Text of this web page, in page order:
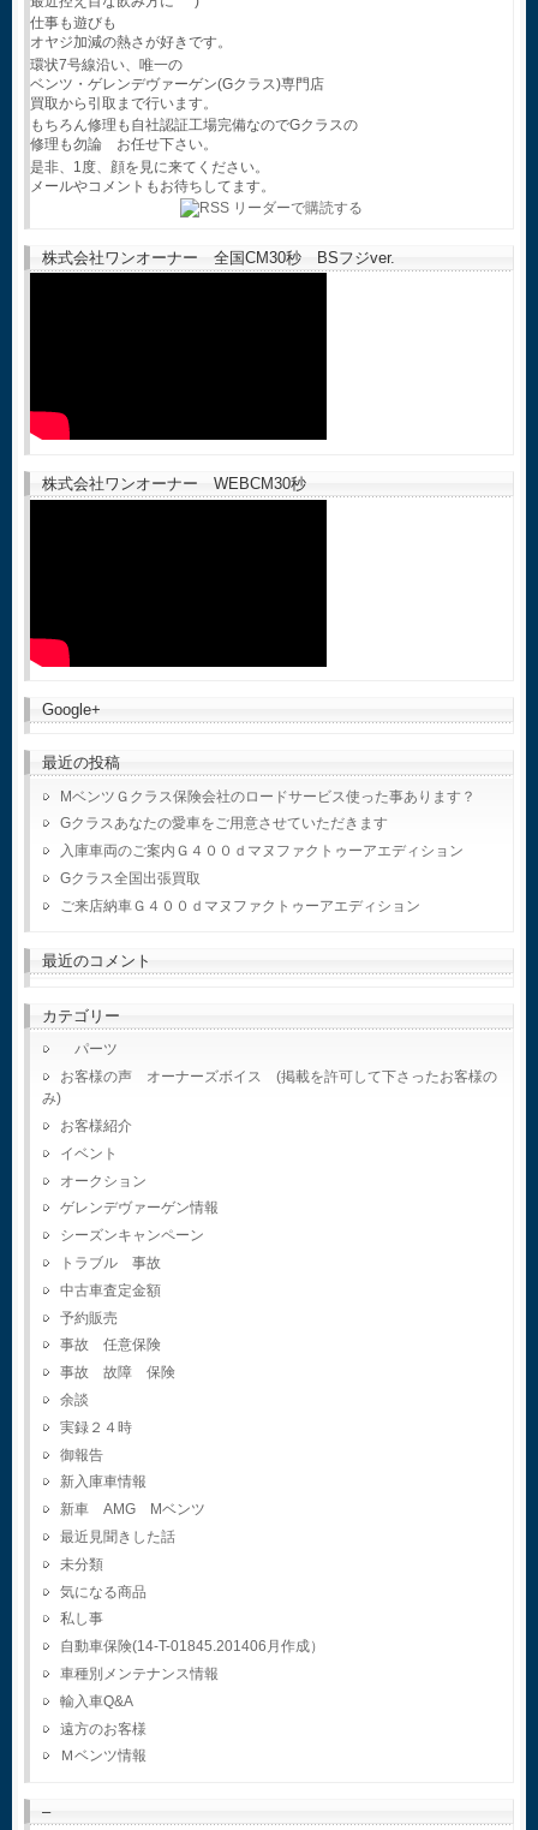
仕事も遊びも
オヤジ加減の熱さが好きです。
環状7号線沿い、唯一の
ベンツ・ゲレンデヴァーゲン(Gクラス)専門店
買取から引取まで行います。
もちろん修理も自社認証工場完備なのでGクラスの
修理も勿論 お任せ下さい。
是非、1度、顔を見に来てください。
メールやコメントもお待ちしてます。
株式会社ワンオーナー 全国CM30秒 BSフジver.
株式会社ワンオーナー WEBCM30秒
Google+
最近の投稿
MベンツＧクラス保険会社のロードサービス使った事あります？
Gクラスあなたの愛車をご用意させていただきます
入庫車両のご案内Ｇ４００ｄマヌファクトゥーアエディション
Gクラス全国出張買取
ご来店納車Ｇ４００ｄマヌファクトゥーアエディション
最近のコメント
カテゴリー
パーツ
お客様の声 オーナーズボイス (掲載を許可して下さったお客様の
み)
お客様紹介
イベント
オークション
ゲレンデヴァーゲン情報
シーズンキャンペーン
トラブル 事故
中古車査定金額
予約販売
事故 任意保険
事故 故障 保険
余談
実録２４時
御報告
新入庫車情報
新車 AMG Mベンツ
最近見聞きした話
未分類
気になる商品
私し事
自動車保険(14-T-01845.201406月作成）
車種別メンテナンス情報
輸入車Q&A
遠方のお客様
Ｍベンツ情報
–